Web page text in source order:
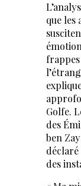
que les
Golfe.
des
ben
déclaré
des